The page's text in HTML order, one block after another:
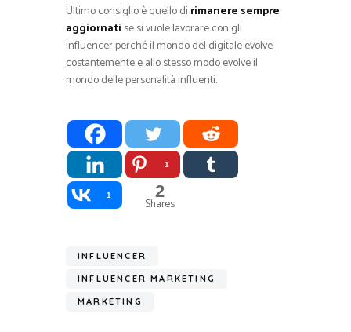
Ultimo consiglio è quello di rimanere sempre
aggiornati se si vuole lavorare con gli
influencer perché il mondo del digitale evolve
costantemente e allo stesso modo evolve il
mondo delle personalità influenti.
1
1 2
Shares
INFLUENCER
INFLUENCER MARKETING
MARKETING